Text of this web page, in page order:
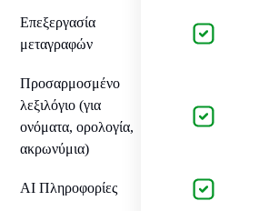
Επεξεργασία
μεταγραφών
Προσαρμοσμένο
λεξιλόγιο (για
ονόματα, ορολογία,
ακρωνύμια)
AI Πληροφορίες